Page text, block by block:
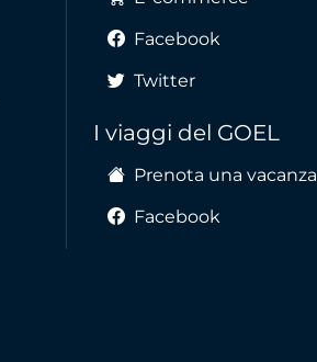
Facebook
Twitter
I viaggi del GOEL
Prenota una vacanza
Facebook